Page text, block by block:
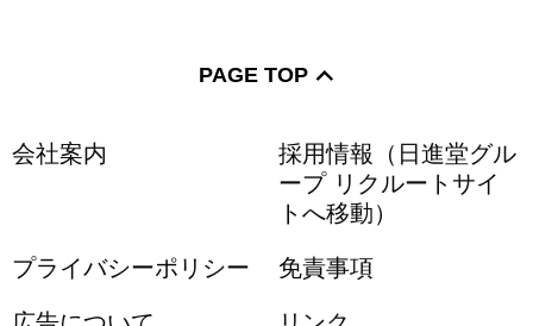
PAGE TOP
会社案内
採用情報（日進堂グル
ープ リクルートサイ
トへ移動）
プライバシーポリシー 免責事項